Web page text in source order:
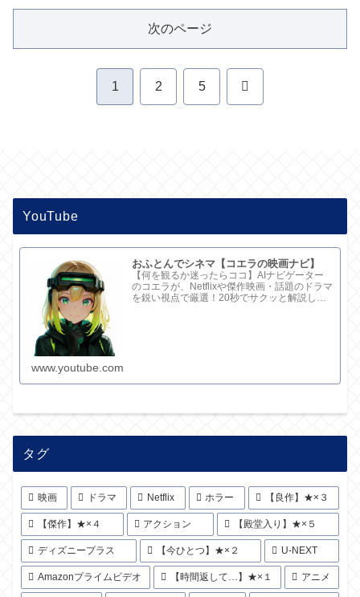
次のページ
1 2 5 次
YouTube
おふとんでシネマ【コエラの映画ナビ】
【何を観るか迷ったらココ】AIナビゲーター
のコエラが、Netflixや傑作映画・話題のドラマ
を鋭い視点で厳選！20秒でサクッと解説して
www.youtube.com
タグ
映画 ドラマ Netflix ホラー 【良作】★×３
【傑作】★×４ アクション 【殿堂入り】★×５
ディズニープラス 【今ひとつ】★×２ U-NEXT
Amazonプライムビデオ 【時間返して…】★×１ アニメ